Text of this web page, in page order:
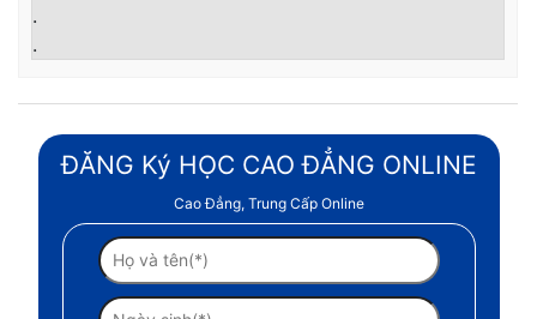
.
.
ĐĂNG Ký HỌC CAO ĐẲNG ONLINE
Cao Đẳng, Trung Cấp Online